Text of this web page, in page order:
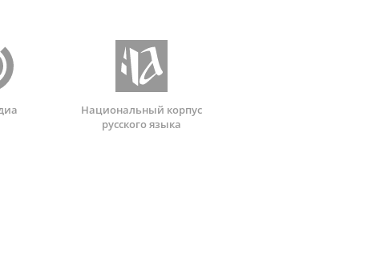
Национальный корпус
русского языка